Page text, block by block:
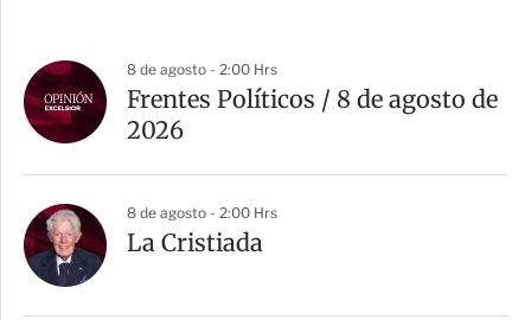
8 de agosto - 2:00 Hrs
Frentes Políticos / 8 de agosto de
2026
8 de agosto - 2:00 Hrs
La Cristiada